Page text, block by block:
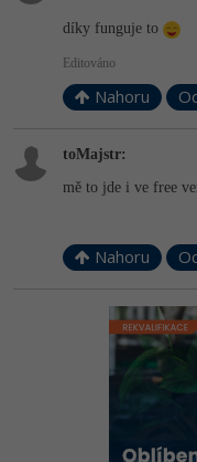
díky funguje to
Editováno
Nahoru
toMajstr:
mě to jde i ve free
Nahoru